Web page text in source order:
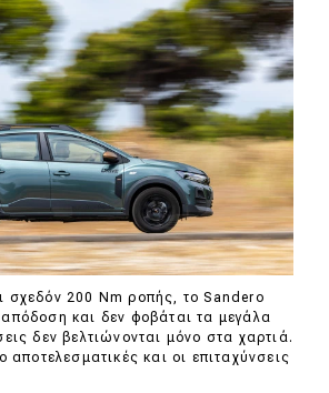
σχεδόν 200 Nm ροπής, το Sandero
και δεν φοβάται τα μεγάλα
δεν βελτιώνονται μόνο στα χαρτιά.
αποτελεσματικές και οι επιταχύνσεις